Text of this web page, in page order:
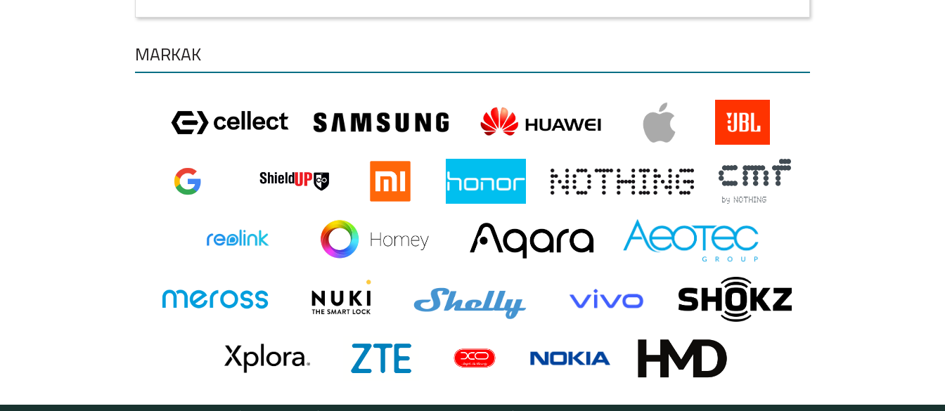
IPHONE 17 PRO MAX
IPHONE 16 PRO MAX IPHONE 16 PLUS IPHONE 16 PRO IPHONE 16 IPHONE 15 PRO MAX
IPHONE 15 PLUS IPHONE 15 PRO IPHONE 15 IPHONE 14 PRO MAX IPHONE 14 PLUS
NOTHING EAR(A) B162 TWS
Készleten:
NOTHING EAR(A) B162 TWS
Készleten:
KOSÁRBA TESZEM
MÁRKÁK